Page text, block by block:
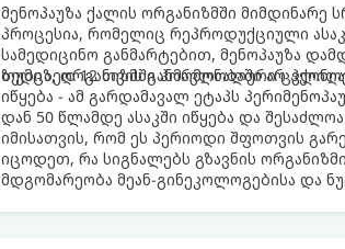
მენოპაუზა ქალის ორგანიზმში
პროცესია, რომელიც რეპროდუქციული
სამედიცინო განმარტებით, მენოპაუზა
ზედიზედ 12 თვის განმავლობაში არ
თუმცა, ორგანიზმში ჰორმონალური
იწყება - ამ გარდამავალ ეტაპს
დან 50 წლამდე ასაკში იწყება და
იმისათვის, რომ ეს პერიოდი შფოთვის
იცოდეთ, რა სიგნალებს გზავნის
მდგომარეობა მეან-გინეკოლოგებისა და